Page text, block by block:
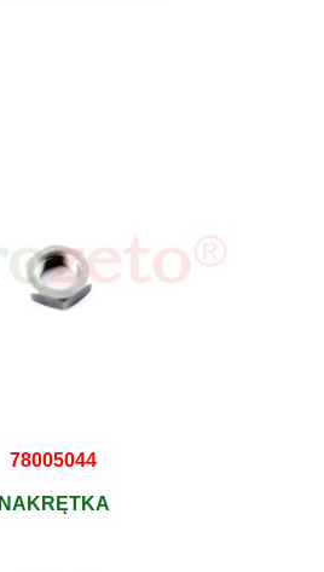
78005044
NAKRĘTKA